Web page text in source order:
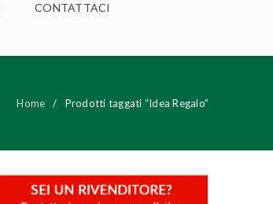
CONTATTACI
Home / Prodotti taggati “Idea Regalo”